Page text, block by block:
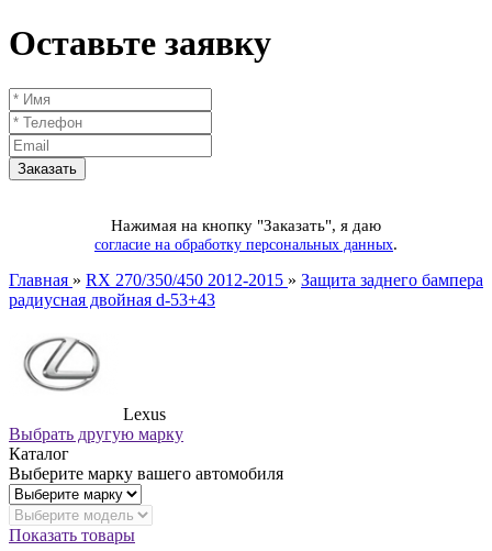
Оставьте заявку
Нажимая на кнопку "Заказать", я даю
согласие на обработку персональных данных.
Главная » RX 270/350/450 2012-2015 » Защита заднего бампера
радиусная двойная d-53+43
Lexus
Выбрать другую марку
Каталог
Выберите марку вашего автомобиля
Показать товары